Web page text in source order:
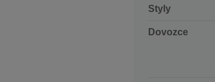
Styly
Dovozce